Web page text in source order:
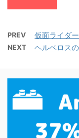
PREV 仮面ライダ
NEXT ヘルベロス